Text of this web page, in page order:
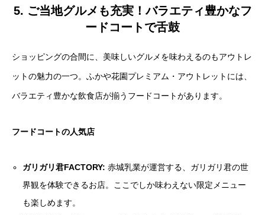
5. ご当地グルメも充実！バラエティ豊かなフ
ードコートで舌鼓
ショッピングの合間に、美味しいグルメを味わえるのもアウトレ
ットの魅力の一つ。ふかや花園プレミアム・アウトレットには、
バラエティ豊かな飲食店が揃うフードコートがあります。
フードコートの人気店
ガリガリ君FACTORY: 赤城乳業が運営する、ガリガリ君の世
界観を体験できるお店。ここでしか味わえない限定メニュー
も楽しめます。